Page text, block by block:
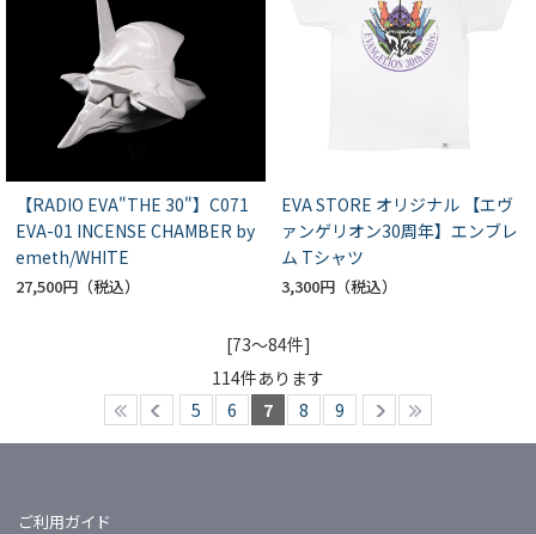
【RADIO EVA"THE 30"】C071
EVA-01 INCENSE CHAMBER by
emeth/WHITE
27,500円
EVA STORE オリジナル 【エヴ
ァンゲリオン30周年】エンブレ
ム Tシャツ
3,300円
[73～84件]
114件あります
5
6 7 8 9
ご利用ガイド